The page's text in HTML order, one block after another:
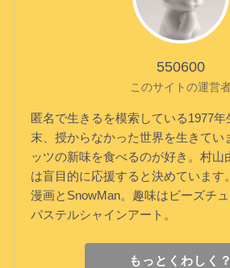
550600
このサイトの運営
匿名で生きるを模索している1977
末、授からなかった世界を生きてい
ッツの新味を食べるのが好き。村山
は盲目的に応援すると決めています
漫画とSnowMan。趣味はビーズチ
パステルシャインアート。
もっとくわしく？